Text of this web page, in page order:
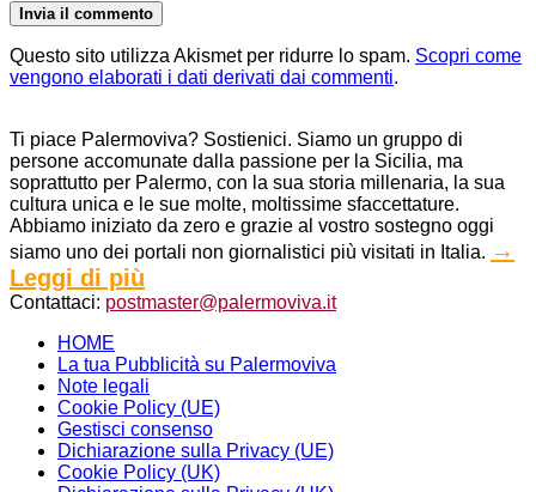
Questo sito utilizza Akismet per ridurre lo spam. Scopri come
vengono elaborati i dati derivati dai commenti.
Ti piace Palermoviva? Sostienici. Siamo un gruppo di
persone accomunate dalla passione per la Sicilia, ma
soprattutto per Palermo, con la sua storia millenaria, la sua
cultura unica e le sue molte, moltissime sfaccettature.
Abbiamo iniziato da zero e grazie al vostro sostegno oggi
siamo uno dei portali non giornalistici più visitati in Italia. →
Leggi di più
Contattaci: postmaster@palermoviva.it
HOME
La tua Pubblicità su Palermoviva
Note legali
Cookie Policy (UE)
Gestisci consenso
Dichiarazione sulla Privacy (UE)
Cookie Policy (UK)